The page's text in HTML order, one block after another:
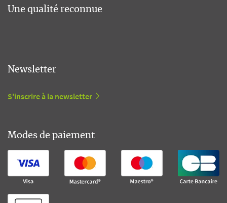
Une qualité reconnue
Newsletter
S'inscrire à la newsletter
Modes de paiement